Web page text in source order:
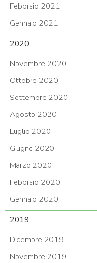
Febbraio 2021
Gennaio 2021
2020
Novembre 2020
Ottobre 2020
Settembre 2020
Agosto 2020
Luglio 2020
Giugno 2020
Marzo 2020
Febbraio 2020
Gennaio 2020
2019
Dicembre 2019
Novembre 2019